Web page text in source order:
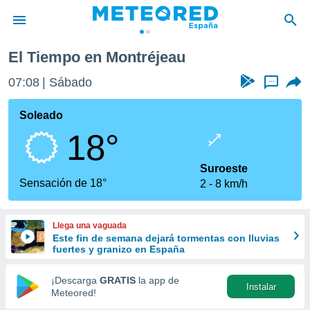
de
por
que se
calidad.
a este
las
y
forma
digital
basada
El Tiempo en Montréjeau
07:08 Sábado ...
Soleado
18°
Sensación de 18°
Suroeste
2
8 km/h
Llega una vaguada
Este fin de semana dejará tormentas con lluvias
fuertes y granizo en España
¡Descarga GRATIS la app de
Meteored!
Instalar